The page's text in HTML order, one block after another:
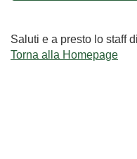
Saluti e a presto lo staff
Torna alla Homepage